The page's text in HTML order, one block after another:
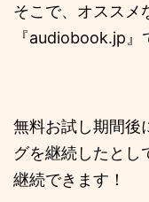
そこで、オススメ
『audiobook.jp』
無料お試し期間後
グを継続したとし
継続できます！